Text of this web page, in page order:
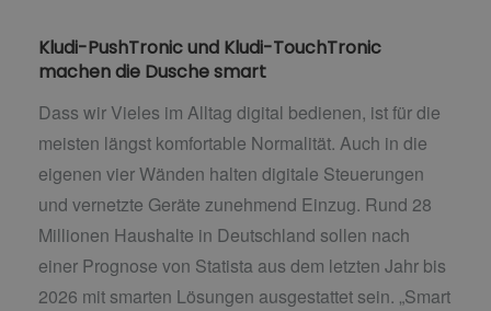
Kludi-PushTronic und Kludi-TouchTronic
machen die Dusche smart
Dass wir Vieles im Alltag digital bedienen, ist für die
meisten längst komfortable Normalität. Auch in die
eigenen vier Wänden halten digitale Steuerungen
und vernetzte Geräte zunehmend Einzug. Rund 28
Millionen Haushalte in Deutschland sollen nach
einer Prognose von Statista aus dem letzten Jahr bis
2026 mit smarten Lösungen ausgestattet sein. „Smart